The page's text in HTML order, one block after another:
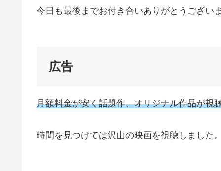
今日も最後までお付き合いありがとうござい
広告
月額料金が安く話題作、オリジナル作品が視
時間を見つけては沢山の映画を視聴しました